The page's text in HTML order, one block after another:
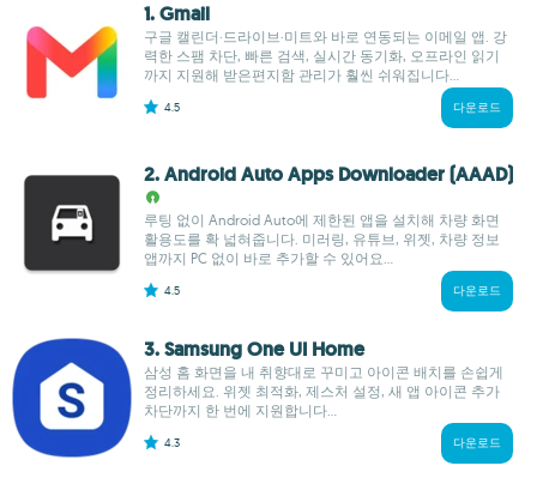
1. Gmail
구글 캘린더·드라이브·미트와 바로 연동되는 이메일 앱. 강
력한 스팸 차단, 빠른 검색, 실시간 동기화, 오프라인 읽기
까지 지원해 받은편지함 관리가 훨씬 쉬워집니다...
4.5 다운로드
2. Android Auto Apps Downloader (AAAD)
루팅 없이 Android Auto에 제한된 앱을 설치해 차량 화면
활용도를 확 넓혀줍니다. 미러링, 유튜브, 위젯, 차량 정보
앱까지 PC 없이 바로 추가할 수 있어요...
4.5 다운로드
3. Samsung One UI Home
삼성 홈 화면을 내 취향대로 꾸미고 아이콘 배치를 손쉽게
정리하세요. 위젯 최적화, 제스처 설정, 새 앱 아이콘 추가
차단까지 한 번에 지원합니다...
4.3 다운로드